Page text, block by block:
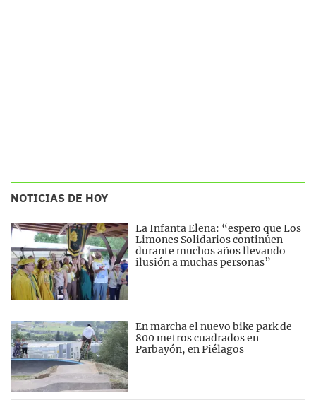
NOTICIAS DE HOY
La Infanta Elena: “espero que Los
Limones Solidarios continúen
durante muchos años llevando
ilusión a muchas personas”
En marcha el nuevo bike park de
800 metros cuadrados en
Parbayón, en Piélagos